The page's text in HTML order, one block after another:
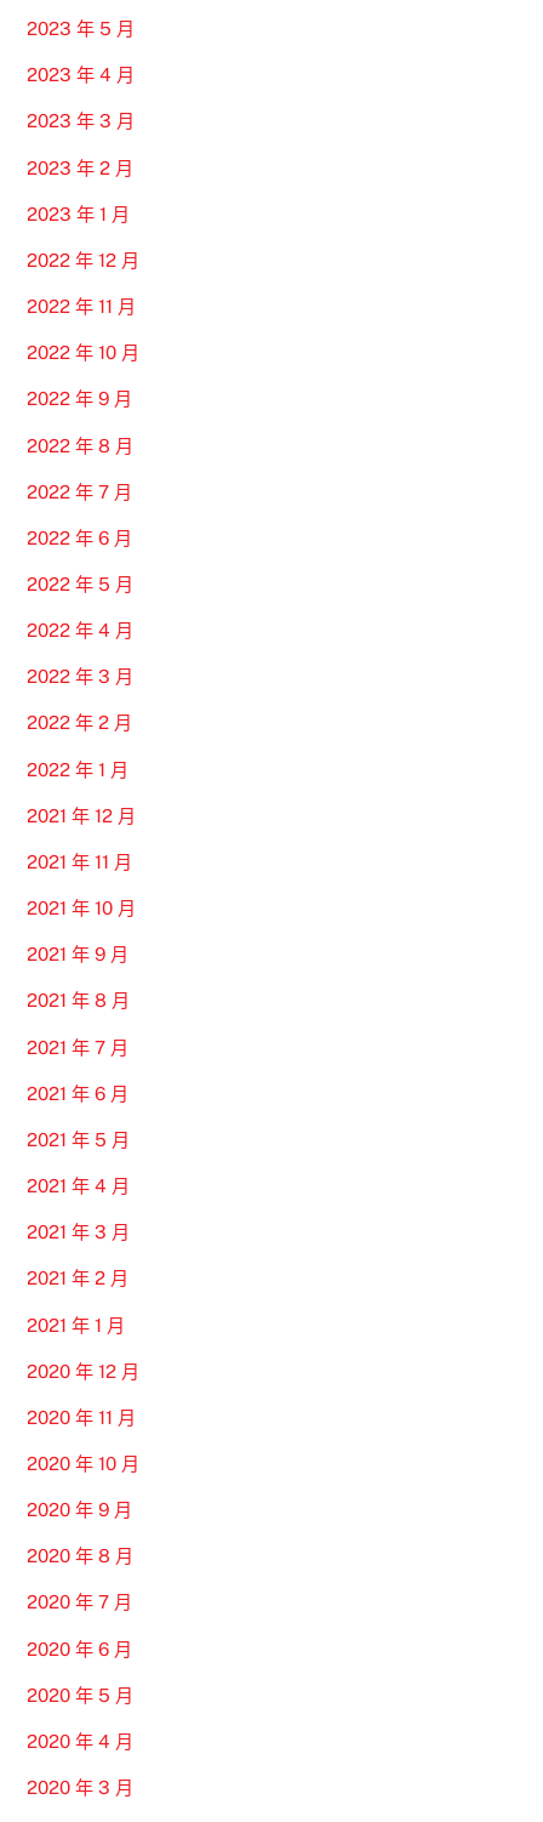
2023 年 5 月
2023 年 4 月
2023 年 3 月
2023 年 2 月
2023 年 1 月
2022 年 12 月
2022 年 11 月
2022 年 10 月
2022 年 9 月
2022 年 8 月
2022 年 7 月
2022 年 6 月
2022 年 5 月
2022 年 4 月
2022 年 3 月
2022 年 2 月
2022 年 1 月
2021 年 12 月
2021 年 11 月
2021 年 10 月
2021 年 9 月
2021 年 8 月
2021 年 7 月
2021 年 6 月
2021 年 5 月
2021 年 4 月
2021 年 3 月
2021 年 2 月
2021 年 1 月
2020 年 12 月
2020 年 11 月
2020 年 10 月
2020 年 9 月
2020 年 8 月
2020 年 7 月
2020 年 6 月
2020 年 5 月
2020 年 4 月
2020 年 3 月